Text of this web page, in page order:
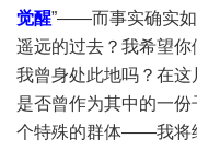
觉醒”——而事实确实如
遥远的过去？我希望你
我曾身处此地吗？在
是否曾作为其中的一
个特殊的群体——我将